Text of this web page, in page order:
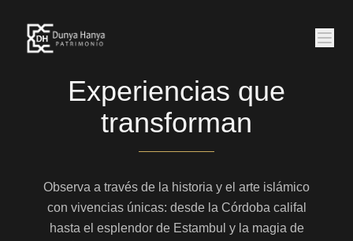
Experiencias que
transforman
Observa a través de la historia y el arte islámico
con vivencias únicas: desde la Córdoba califal
hasta el esplendor de Estambul y la magia de